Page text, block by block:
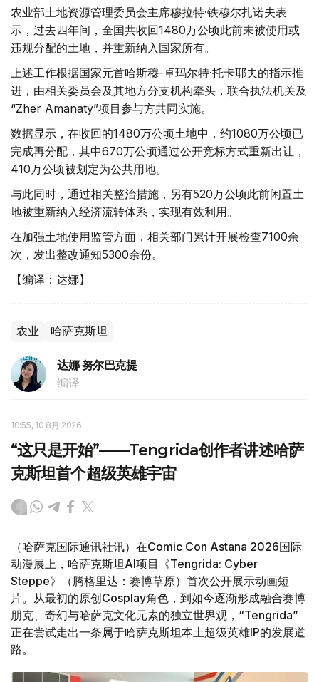
农业部土地资源管理委员会主席穆拉特·铁穆尔扎诺夫表
示，过去四年间，全国共收回1480万公顷此前未被使用或
违规分配的土地，并重新纳入国家所有。
上述工作根据国家元首哈斯穆-卓玛尔特·托卡耶夫的指示推
进，由相关委员会及其地方分支机构牵头，联合执法机关及
“Zher Amanaty”项目参与方共同实施。
数据显示，在收回的1480万公顷土地中，约1080万公顷已
完成再分配，其中670万公顷通过公开竞标方式重新出让，
410万公顷被划定为公共用地。
与此同时，通过相关整治措施，另有520万公顷此前闲置土
地被重新纳入经济流转体系，实现有效利用。
在加强土地使用监管方面，相关部门累计开展检查7100余
次，发出整改通知5300余份。
【编译：达娜】
农业 哈萨克斯坦
达娜 努尔巴克提
编译
10:55, 10 8月 2026
“这只是开始”——Tengrida创作者讲述哈萨
克斯坦首个超级英雄宇宙
（哈萨克国际通讯社讯）在Comic Con Astana 2026国际
动漫展上，哈萨克斯坦AI项目《Tengrida: Cyber
Steppe》（腾格里达：赛博草原）首次公开展示动画短
片。从最初的原创Cosplay角色，到如今逐渐形成融合赛博
朋克、奇幻与哈萨克文化元素的独立世界观，“Tengrida”
正在尝试走出一条属于哈萨克斯坦本土超级英雄IP的发展道
路。